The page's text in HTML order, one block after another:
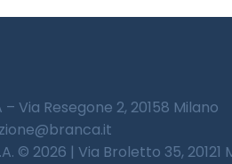
– Via Resegone 2, 20158 Milano
© 2026 | Via Broletto 35, 20121